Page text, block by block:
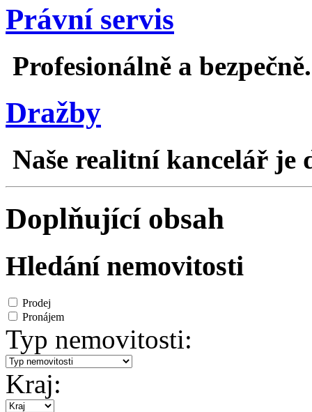
Právní servis
Profesionálně a
Dražby
Naše realitní kancelář je
Doplňující obsah
Hledání nemovitosti
Prodej
Pronájem
Typ nemovitosti:
Kraj: